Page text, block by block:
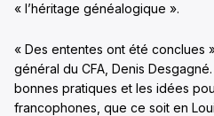
« l’héritage généalogique ».
« Des ententes ont été
général du CFA, Denis
bonnes pratiques et les idées
francophones, que ce soit en